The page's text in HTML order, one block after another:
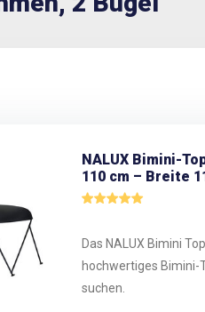
NALUX Bimini-
110 cm – Breite
Das NALUX Bimini
hochwertiges Bimini-
suchen.